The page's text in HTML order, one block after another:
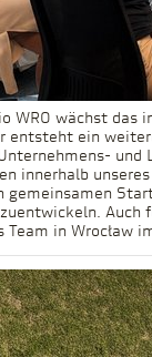
WRO wächst das
entsteht ein
innerhalb
in Wrocław